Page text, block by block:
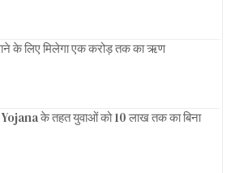
के लिए मिलेगा एक करोड़ तक का ऋण
के तहत युवाओं को 10 लाख तक का बिना